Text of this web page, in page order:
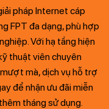
pháp Internet cáp
FPT đa dạng, phù hợp
Với hạ tầng hiện
thuật viên chuyên
mà, dịch vụ hỗ trợ
để nhận ưu đãi miễn
tháng sử dụng.